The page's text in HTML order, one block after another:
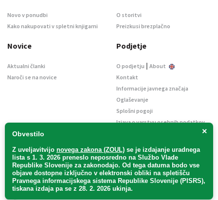
×
Obvestilo
Z uveljavitvijo novega zakona (ZOUL) se je izdajanje uradnega
lista s 1. 3. 2026 preneslo neposredno na Službo Vlade
Republike Slovenije za zakonodajo. Od tega datuma bodo vse
objave dostopne izključno v elektronski obliki na spletišču
Pravnega informacijskega sistema Republike Slovenije (PISRS),
tiskana izdaja pa se z 28. 2. 2026 ukinja.
Novo v ponudbi
Kako nakupovati v spletni knjigarni
O storitvi
Preizkusi brezplačno
Novice
Aktualni članki
Naroči se na novice
Podjetje
O podjetju | About
Kontakt
Informacije javnega značaja
Oglaševanje
Splošni pogoji
Izjava o varstvu osebnih podatkov
Uradni list d. o. o. – v likvidaciji / Vse pravice pridržane.